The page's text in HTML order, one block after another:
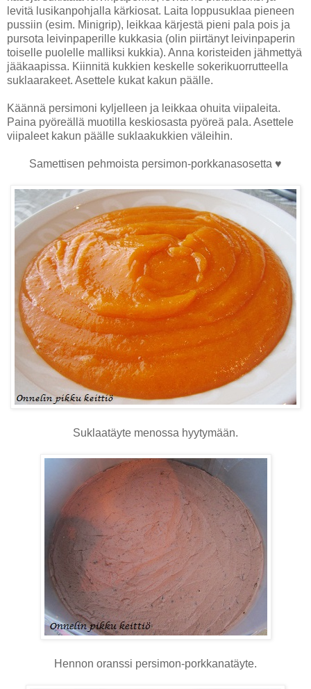
levitä lusikanpohjalla kärkiosat. Laita loppusuklaa pieneen
pussiin (esim. Minigrip), leikkaa kärjestä pieni pala pois ja
pursota leivinpaperille kukkasia (olin piirtänyt leivinpaperin
toiselle puolelle malliksi kukkia). Anna koristeiden jähmettyä
jääkaapissa. Kiinnitä kukkien keskelle sokerikuorrutteella
suklaarakeet. Asettele kukat kakun päälle.
Käännä persimoni kyljelleen ja leikkaa ohuita viipaleita.
Paina pyöreällä muotilla keskiosasta pyöreä pala. Asettele
viipaleet kakun päälle suklaakukkien väleihin.
Samettisen pehmoista persimon-porkkanasosetta ♥
Suklaatäyte menossa hyytymään.
Hennon oranssi persimon-porkkanatäyte.